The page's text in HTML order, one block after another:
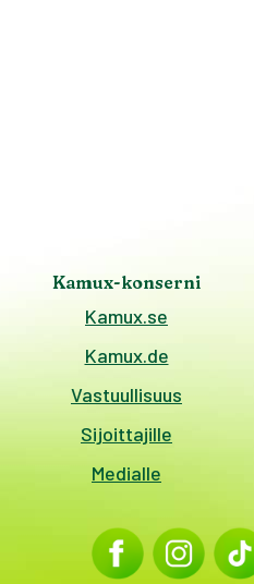
Kamux-konserni
Kamux.se
Kamux.de
Vastuullisuus
Sijoittajille
Medialle